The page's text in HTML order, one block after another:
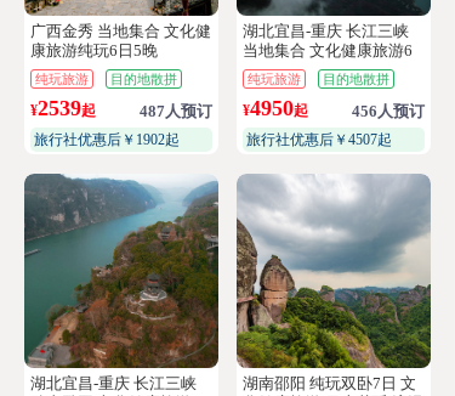
广西金秀 当地集合 文化健
康旅游纯玩6日5晚
纯玩旅游 目的地散拼
¥2539起 487人预订
旅行社优惠后￥1902起
湖北宜昌-重庆 长江三峡
当地集合 文化健康旅游6
日3晚总统六号游轮2晚四
钻酒店
纯玩旅游 目的地散拼
¥4950起 456人预订
旅行社优惠后￥4507起
湖北宜昌-重庆 长江三峡
湖南邵阳 纯玩双卧7日 文